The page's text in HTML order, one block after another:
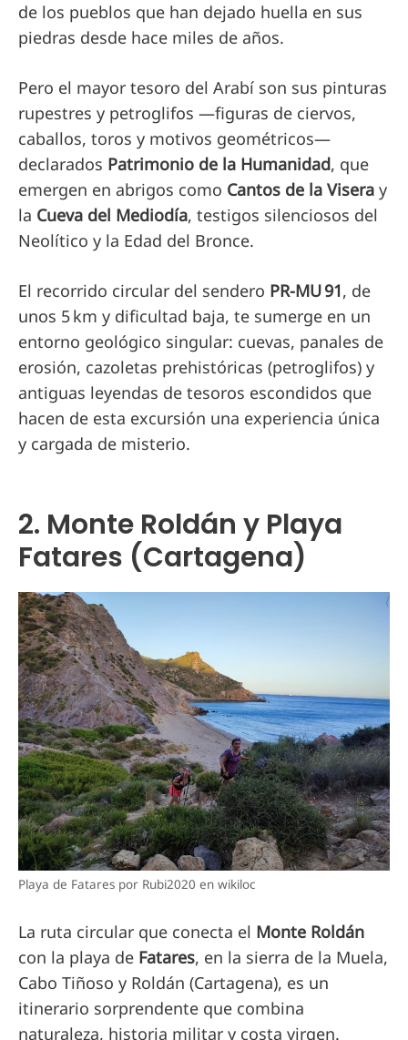
de los pueblos que han dejado huella en sus
piedras desde hace miles de años.
Pero el mayor tesoro del Arabí son sus pinturas
rupestres y petroglifos —figuras de ciervos,
caballos, toros y motivos geométricos—
declarados Patrimonio de la Humanidad, que
emergen en abrigos como Cantos de la Visera y
la Cueva del Mediodía, testigos silenciosos del
Neolítico y la Edad del Bronce.
El recorrido circular del sendero PR-MU 91, de
unos 5 km y dificultad baja, te sumerge en un
entorno geológico singular: cuevas, panales de
erosión, cazoletas prehistóricas (petroglifos) y
antiguas leyendas de tesoros escondidos que
hacen de esta excursión una experiencia única
y cargada de misterio.
2. Monte Roldán y Playa
Fatares (Cartagena)
Playa de Fatares por Rubi2020 en wikiloc
La ruta circular que conecta el Monte Roldán
con la playa de Fatares, en la sierra de la Muela,
Cabo Tiñoso y Roldán (Cartagena), es un
itinerario sorprendente que combina
naturaleza, historia militar y costa virgen.